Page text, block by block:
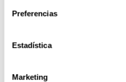
Preferencias
Estadística
Marketing